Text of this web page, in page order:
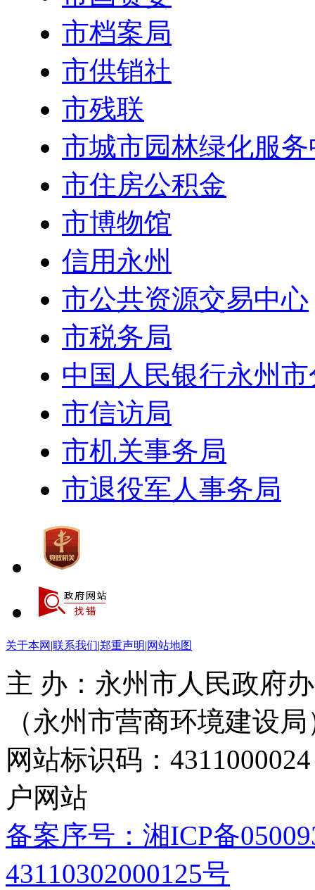
市档案局
市供销社
市残联
市城市园林绿化服
市住房公积金
市博物馆
信用永州
市公共资源交易中心
市税务局
中国人民银行永州
市信访局
市机关事务局
市退役军人事务局
关于本网 |联系我们|郑重声明|网站地图
主 办：永州市人民政府
（永州市营商环境建设局
网站标识码：
户网站
备案序号：湘ICP备
43110302000125号